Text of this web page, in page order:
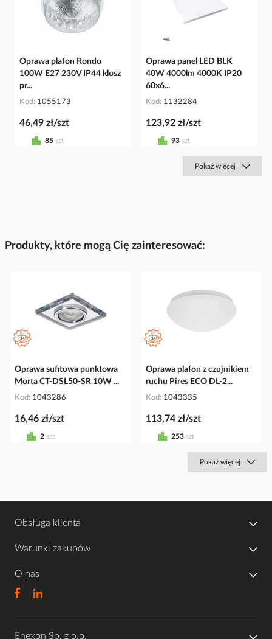
Oprawa plafon Rondo
100W E27 230V IP44 klosz
pr...
Kod 1055173
46,49 zł/szt
85 szt
Oprawa panel LED BLK
40W 4000lm 4000K IP20
60x6...
Kod 1132284
123,92 zł/szt
93 szt
Pokaż więcej
Produkty, które mogą Cię zainteresować:
Oprawa sufitowa punktowa
Morta CT-DSL50-SR 10W ...
Kod 1043286
16,46 zł/szt
2 szt
Oprawa plafon z czujnikiem
ruchu Pires ECO DL-2...
Kod 1043335
113,74 zł/szt
253 szt
Pokaż więcej
Obsługa klienta
Warunki zakupów
O nas
Enexon Sp. z o.o.